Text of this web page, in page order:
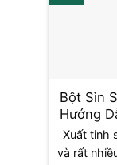
Bột Sìn
Hướng
Xuất tinh
và rất